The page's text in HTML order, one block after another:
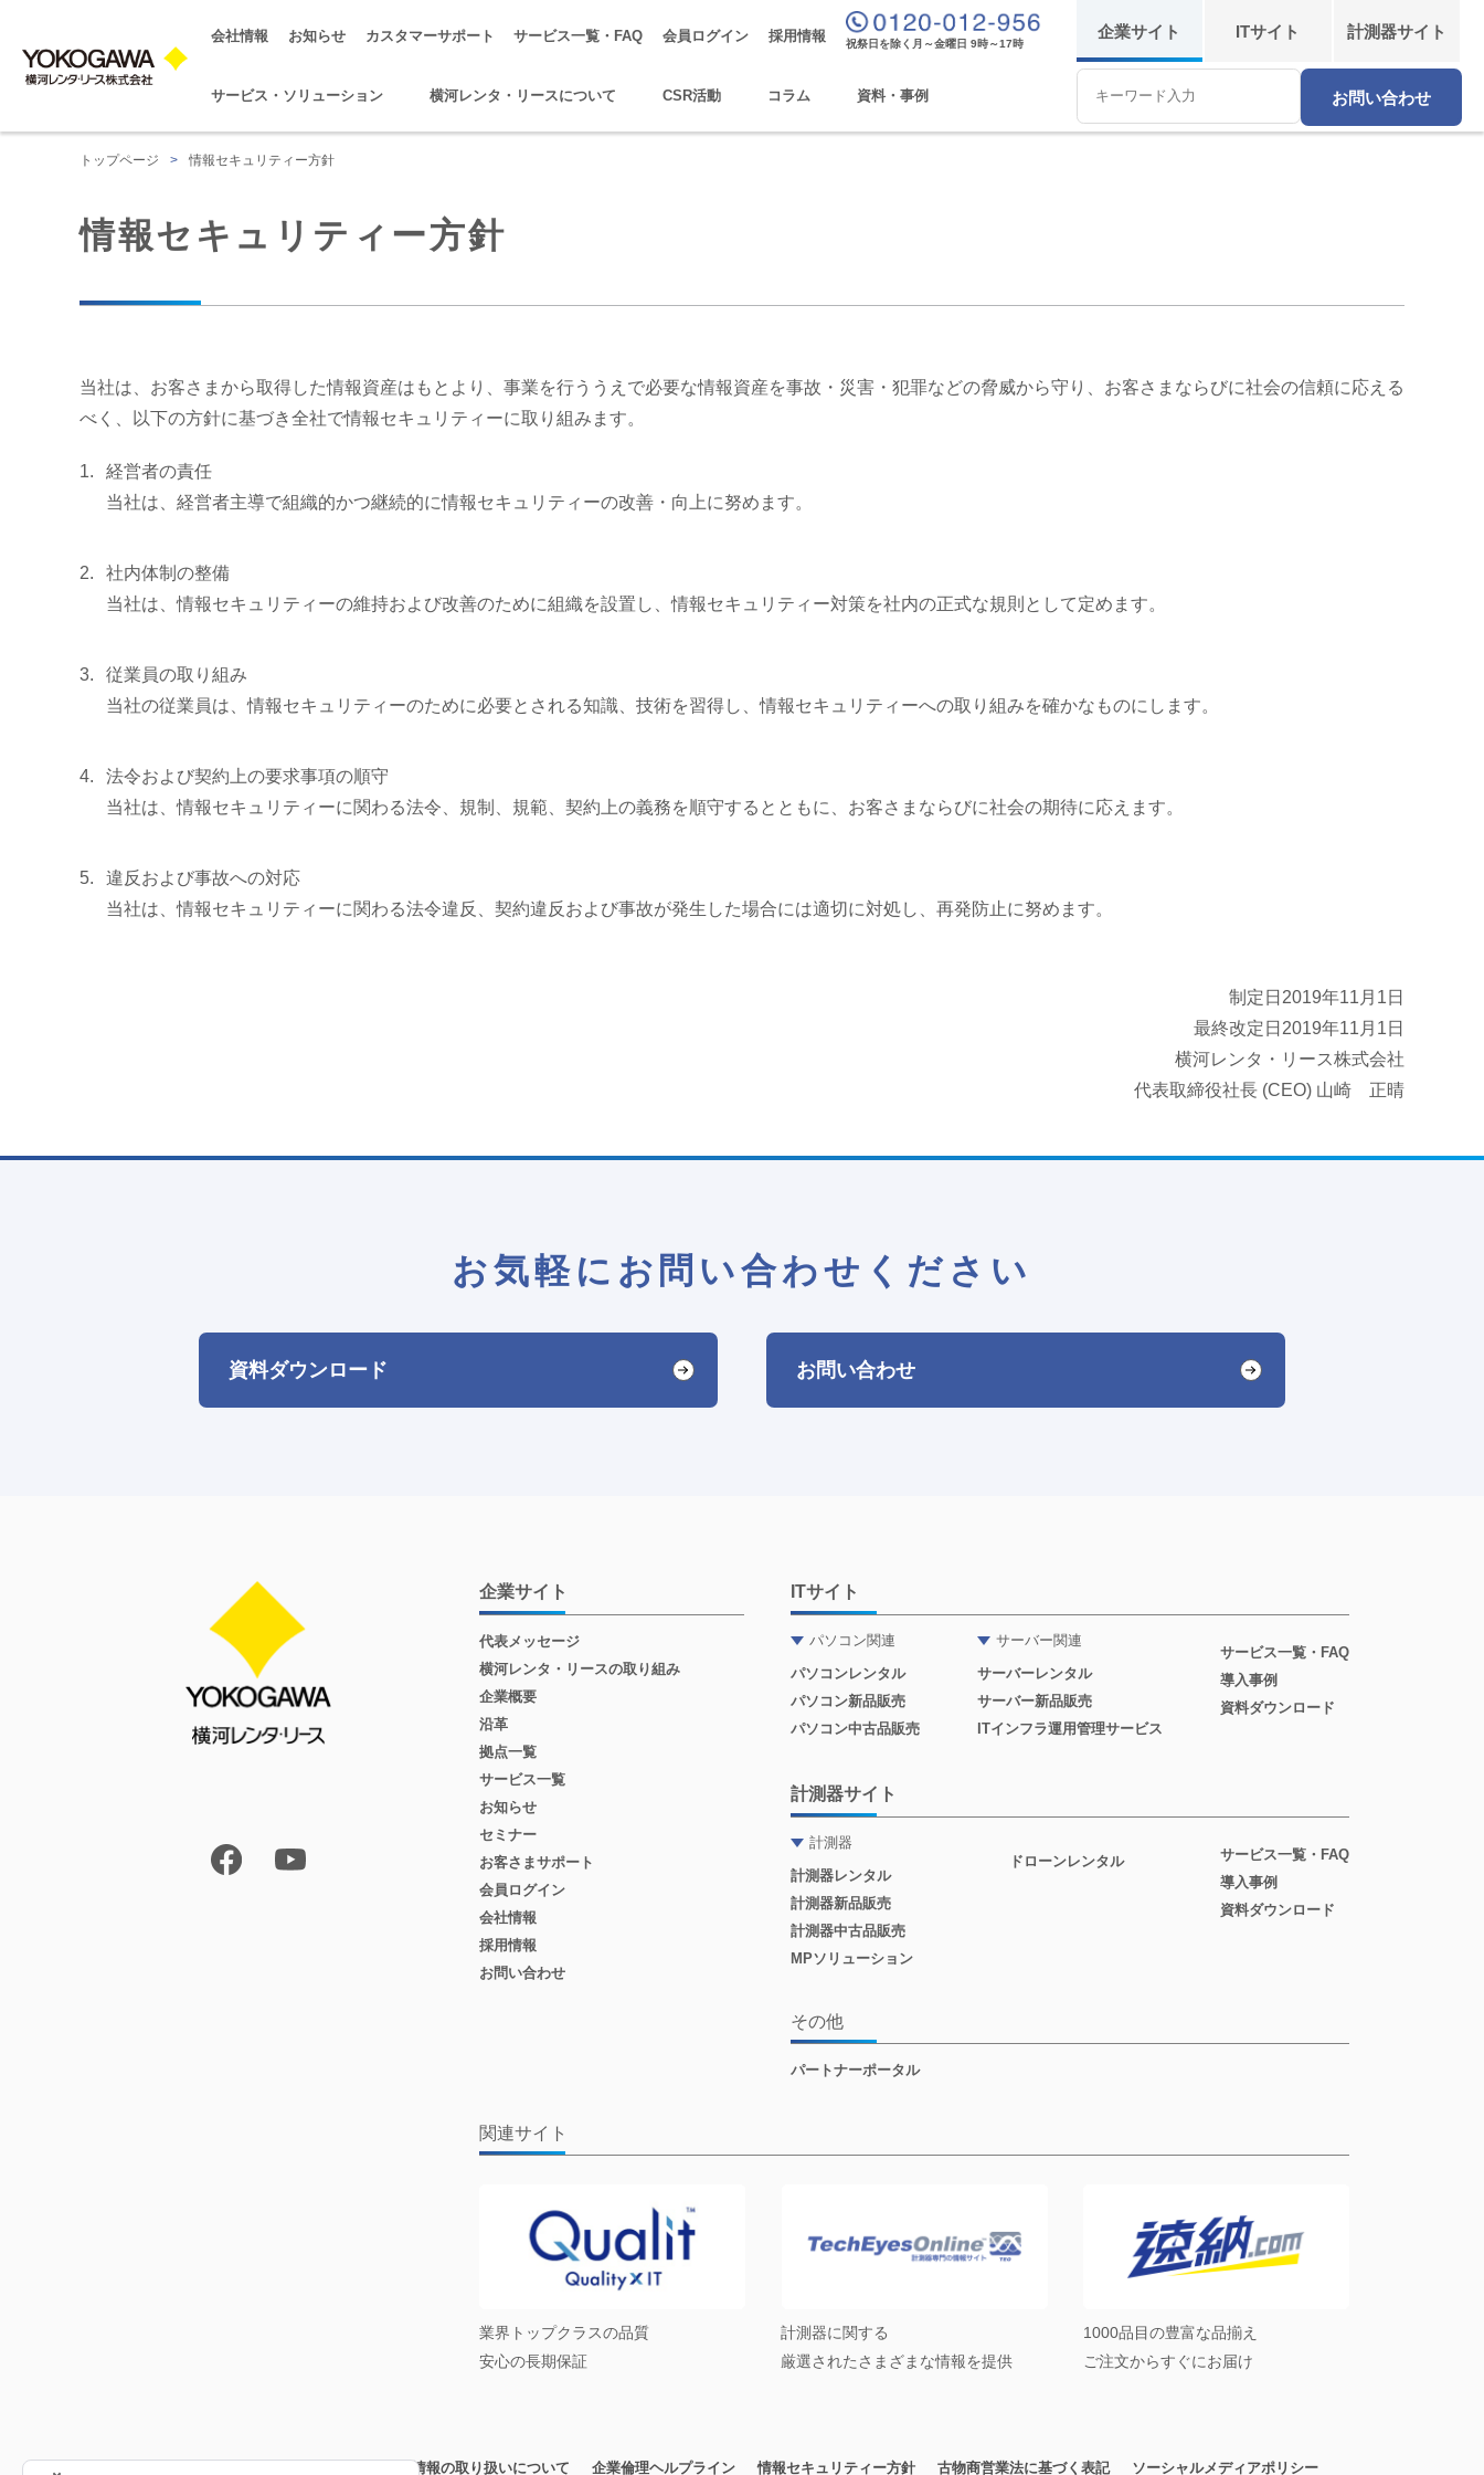
会社情報 お知らせ カスタマーサポート サービス一覧・FAQ 会員ログイン 採用情報
祝祭日を除く月～金曜日 9時～17時
サービス・ソリューション 横河レンタ・リースについて CSR活動 コラム 資料・事例
企業サイト ITサイト 計測器サイト
Conduct
a
search
お問い合わせ
トップページ > 情報セキュリティー方針
情報セキュリティー方針
当社は、お客さまから取得した情報資産はもとより、事業を行ううえで必要な情報資産を事故・災害・犯罪などの脅威から守り、お客さまならびに社会の信頼に応える
べく、以下の方針に基づき全社で情報セキュリティーに取り組みます。
経営者の責任
当社は、経営者主導で組織的かつ継続的に情報セキュリティーの改善・向上に努めます。
社内体制の整備
当社は、情報セキュリティーの維持および改善のために組織を設置し、情報セキュリティー対策を社内の正式な規則として定めます。
従業員の取り組み
当社の従業員は、情報セキュリティーのために必要とされる知識、技術を習得し、情報セキュリティーへの取り組みを確かなものにします。
法令および契約上の要求事項の順守
当社は、情報セキュリティーに関わる法令、規制、規範、契約上の義務を順守するとともに、お客さまならびに社会の期待に応えます。
違反および事故への対応
当社は、情報セキュリティーに関わる法令違反、契約違反および事故が発生した場合には適切に対処し、再発防止に努めます。
制定日2019年11月1日
最終改定日2019年11月1日
横河レンタ・リース株式会社
代表取締役社長 (CEO) 山崎 正晴
お気軽にお問い合わせください
資料ダウンロード お問い合わせ
企業サイト
代表メッセージ
横河レンタ・リースの取り組み
企業概要
沿革
拠点一覧
サービス一覧
お知らせ
セミナー
お客さまサポート
会員ログイン
会社情報
採用情報
お問い合わせ
ITサイト
パソコン関連
パソコンレンタル
パソコン新品販売
パソコン中古品販売
サーバー関連
サーバーレンタル
サーバー新品販売
ITインフラ運用管理サービス
サービス一覧・FAQ
導入事例
資料ダウンロード
計測器サイト
計測器
計測器レンタル
計測器新品販売
計測器中古品販売
MPソリューション
ドローンレンタル
サービス一覧・FAQ
導入事例
資料ダウンロード
その他
パートナーポータル
関連サイト
業界トップクラスの品質
安心の長期保証
計測器に関する
厳選されたさまざまな情報を提供
1000品目の豊富な品揃え
ご注文からすぐにお届け
個人情報の取り扱いについて 企業倫理ヘルプライン 情報セキュリティー方針 古物商営業法に基づく表記 ソーシャルメディアポリシー